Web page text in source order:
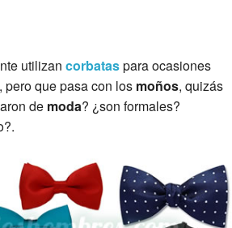
utilizan corbataspara ocasiones
que pasa con los moños, quizás
de moda? ¿son formales?